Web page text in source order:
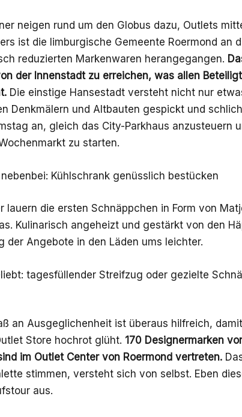
neigen rund um den Globus dazu, Outlets
ist die limburgische Gemeente Roermond an
reduzierten Markenwaren herangegangen.
der Innenstadt zu erreichen, was allen
Die einstige Hansestadt versteht nicht nur
Denkmälern und Altbauten gespickt und
an, gleich das City-Parkhaus anzusteuern
zu starten.
nebenbei: Kühlschrank genüsslich bestücken
lauern die ersten Schnäppchen in Form von
Kulinarisch angeheizt und gestärkt von den
der Angebote in den Läden ums leichter.
tagesfüllender Streifzug oder gezielte
an Ausgeglichenheit ist überaus hilfreich,
Store hochrot glüht. 170 Designermarken
im Outlet Center von Roermond vertreten.
stimmen, versteht sich von selbst. Eben
aus.